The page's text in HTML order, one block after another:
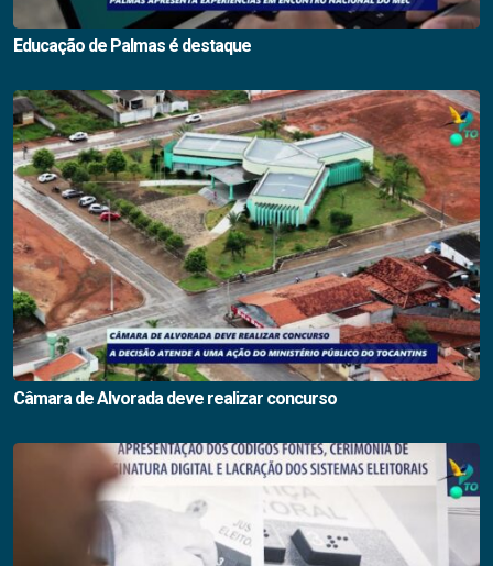
Educação de Palmas é destaque
Câmara de Alvorada deve realizar concurso